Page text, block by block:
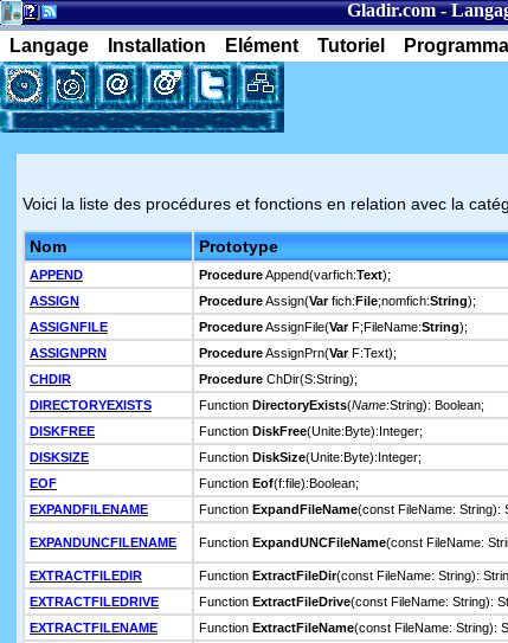
Gladir.com-
Langage
Installation Elément Tutoriel
Voici la liste des procédures et fonctions en relation avec la
Nom Prototype
APPEND ProcedureAppend(varfich:Text);
ASSIGN
ProcedureAssign(Varfich:File;nomfich:String);
ASSIGNFILE
ProcedureAssignFile(VarF;FileName:String);
ASSIGNPRN
ProcedureAssignPrn(VarF:Text);
CHDIR
Procedure ChDir(S:String);
DIRECTORYEXISTS
Function DirectoryExists(Name:String): Boolean;
DISKFREE
Function DiskFree(Unite:Byte):Integer;
DISKSIZE
Function DiskSize(Unite:Byte):Integer;
EOF
Function Eof(f:file):Boolean;
EXPANDFILENAME
Function ExpandFileName(const FileName: String):
EXPANDUNCFILENAME Function ExpandUNCFileName(const FileName:
EXTRACTFILEDIR
Function ExtractFileDir(const FileName: String):
EXTRACTFILEDRIVE
Function ExtractFileDrive(const FileName: String):
EXTRACTFILENAME
Function ExtractFileName(const FileName: String):